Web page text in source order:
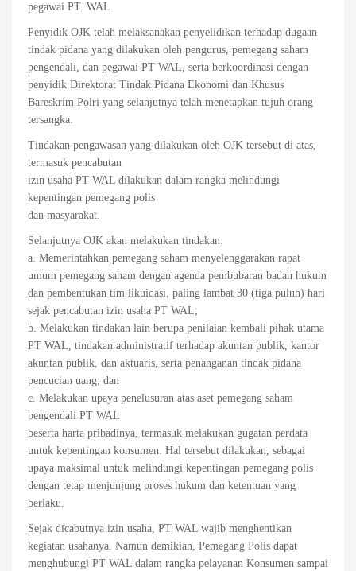
pegawai PT. WAL.
Penyidik OJK telah melaksanakan penyelidikan terhadap dugaan
tindak pidana yang dilakukan oleh pengurus, pemegang saham
pengendali, dan pegawai PT WAL, serta berkoordinasi dengan
penyidik Direktorat Tindak Pidana Ekonomi dan Khusus
Bareskrim Polri yang selanjutnya telah menetapkan tujuh orang
tersangka.
Tindakan pengawasan yang dilakukan oleh OJK tersebut di atas,
termasuk pencabutan
izin usaha PT WAL dilakukan dalam rangka melindungi
kepentingan pemegang polis
dan masyarakat.
Selanjutnya OJK akan melakukan tindakan:
a. Memerintahkan pemegang saham menyelenggarakan rapat
umum pemegang saham dengan agenda pembubaran badan hukum
dan pembentukan tim likuidasi, paling lambat 30 (tiga puluh) hari
sejak pencabutan izin usaha PT WAL;
b. Melakukan tindakan lain berupa penilaian kembali pihak utama
PT WAL, tindakan administratif terhadap akuntan publik, kantor
akuntan publik, dan aktuaris, serta penanganan tindak pidana
pencucian uang; dan
c. Melakukan upaya penelusuran atas aset pemegang saham
pengendali PT WAL
beserta harta pribadinya, termasuk melakukan gugatan perdata
untuk kepentingan konsumen. Hal tersebut dilakukan, sebagai
upaya maksimal untuk melindungi kepentingan pemegang polis
dengan tetap menjunjung proses hukum dan ketentuan yang
berlaku.
Sejak dicabutnya izin usaha, PT WAL wajib menghentikan
kegiatan usahanya. Namun demikian, Pemegang Polis dapat
menghubungi PT WAL dalam rangka pelayanan Konsumen sampai